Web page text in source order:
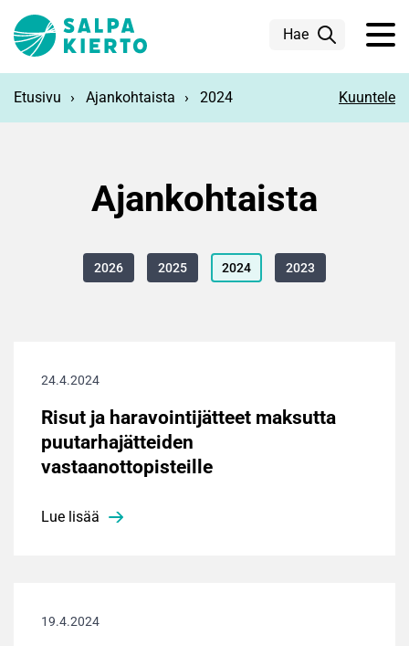
Hae
Etusivu Ajankohtaista 2024 Kuuntele
Ajankohtaista
2026 2025 2024 2023
24.4.2024
Risut ja haravointijätteet maksutta
puutarhajätteiden
vastaanottopisteille
Lue lisää
19.4.2024